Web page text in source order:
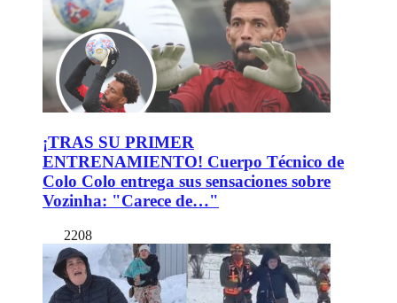
¡TRAS SU PRIMER
ENTRENAMIENTO! Cuerpo Técnico de
Colo Colo entrega sus sensaciones sobre
Vozinha: "Carece de…"
2208